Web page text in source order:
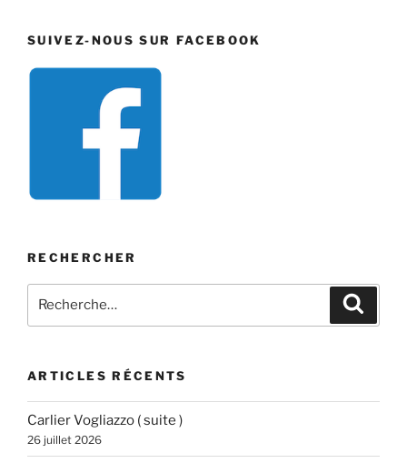
SUIVEZ-NOUS SUR FACEBOOK
RECHERCHER
pour
ARTICLES RÉCENTS
Carlier Vogliazzo ( suite )
26 juillet 2026